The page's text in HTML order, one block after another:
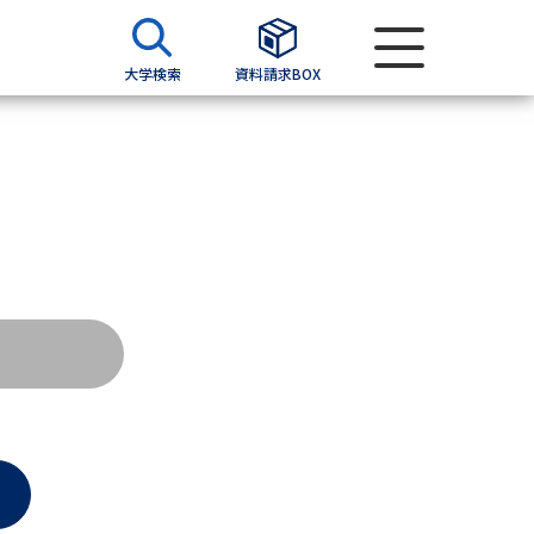
大学検索 資料請求BOX
書
過去問題集
留学・進学関連、塾・予備校